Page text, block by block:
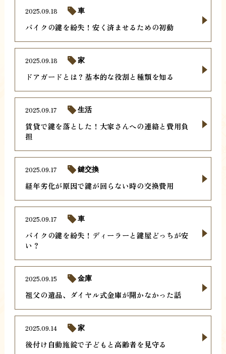
バイクの鍵を紛失！安く済ませるための初動
2025.09.18 車
ドアガードとは？基本的な役割と種類を知る
2025.09.18 家
賃貸で鍵を落とした！大家さんへの連絡と費用負
担
2025.09.17 生活
経年劣化が原因で鍵が回らない時の交換費用
2025.09.17 鍵交換
バイクの鍵を紛失！ディーラーと鍵屋どっちが安
い？
2025.09.17 車
祖父の遺品、ダイヤル式金庫が開かなかった話
2025.09.15 金庫
後付け自動施錠で子どもと高齢者を見守る
2025.09.14 家